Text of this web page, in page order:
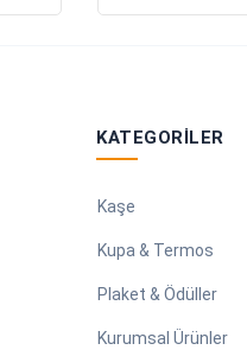
KATEGORILER
Kaşe
Kupa & Termos
Plaket & Ödüller
Kurumsal Ürünler